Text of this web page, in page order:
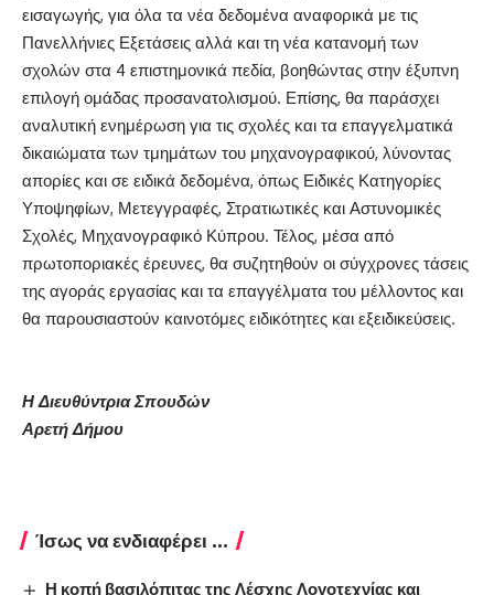
εισαγωγής, για όλα τα νέα δεδομένα αναφορικά με τις
Πανελλήνιες Εξετάσεις αλλά και τη νέα κατανομή των
σχολών στα 4 επιστημονικά πεδία, βοηθώντας στην έξυπνη
επιλογή ομάδας προσανατολισμού. Επίσης, θα παράσχει
αναλυτική ενημέρωση για τις σχολές και τα επαγγελματικά
δικαιώματα των τμημάτων του μηχανογραφικού, λύνοντας
απορίες και σε ειδικά δεδομένα, όπως Ειδικές Κατηγορίες
Υποψηφίων, Μετεγγραφές, Στρατιωτικές και Αστυνομικές
Σχολές, Μηχανογραφικό Κύπρου. Τέλος, μέσα από
πρωτοποριακές έρευνες, θα συζητηθούν οι σύγχρονες τάσεις
της αγοράς εργασίας και τα επαγγέλματα του μέλλοντος και
θα παρουσιαστούν καινοτόμες ειδικότητες και εξειδικεύσεις.
Η Διευθύντρια Σπουδών
Αρετή Δήμου
Ίσως να ενδιαφέρει ...
Η κοπή βασιλόπιτας της Λέσχης Λογοτεχνίας και